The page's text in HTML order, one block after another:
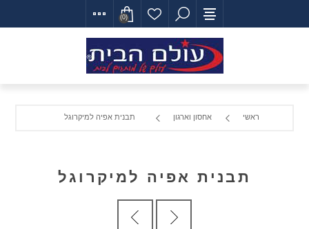
(0)
ראשי אחסון וארגון תבנית אפיה למיקרוגל
תבנית אפיה למיקרוגל